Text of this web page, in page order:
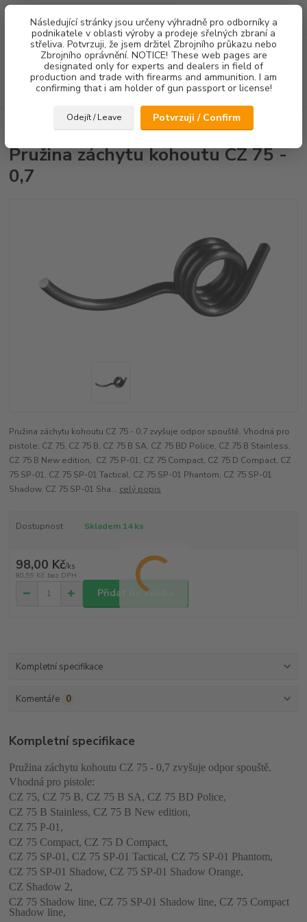
Následující stránky jsou určeny výhradně pro odborníky a
podnikatele v oblasti výroby a prodeje sřelných zbraní a
střeliva. Potvrzuji, že jsem držitel Zbrojního průkazu nebo
Zbrojního oprávnění. NOTICE! These web pages are
designated only for experts and dealers in field of
production and trade with firearms and ammunition. I am
confirming that i am holder of gun passport or license!
Odejít / Leave Potvrzuji / Confirm
Menu
Hledat
za0,00 Kč
Pružina záchytu kohoutu CZ 75 - 0,7
Pružina záchytu kohoutu CZ 75 -
0,7
Pružina záchytu kohoutu CZ 75 - 0,7 zvyšuje odpor spouště. Vhodná pro
pistole: CZ 75, CZ 75 B, CZ 75 B SA, CZ 75 BD Police, CZ 75 B Stainless,
CZ 75 B New edition, CZ 75 P-01, CZ 75 Compact, CZ 75 D Compact, CZ
75 SP-01, CZ 75 SP-01 Tactical, CZ 75 SP-01 Phantom, CZ 75 SP-01
Shadow, CZ 75 SP-01 Sha... celý popis
Dostupnost Skladem 14 ks
98,00 Kč/ks
80,99 Kč bez DPH
Přidat do košíku
Kompletní specifikace
Komentáře 0
Kompletní specifikace
Pružina záchytu kohoutu CZ 75 - 0,7 zvyšuje odpor spouště.
Vhodná pro pistole:
CZ 75, CZ 75 B, CZ 75 B SA, CZ 75 BD Police,
CZ 75 B Stainless, CZ 75 B New edition,
CZ 75 P-01,
CZ 75 Compact, CZ 75 D Compact,
CZ 75 SP-01, CZ 75 SP-01 Tactical, CZ 75 SP-01 Phantom,
CZ 75 SP-01 Shadow, CZ 75 SP-01 Shadow Orange,
CZ Shadow 2,
CZ 75 Shadow line, CZ 75 SP-01 Shadow line, CZ 75 Compact
Shadow line,